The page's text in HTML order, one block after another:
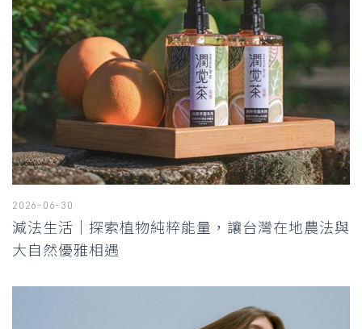
2026-06-30
減法生活｜探索植物純粹能量，讓台灣在地農法與
大自然優雅相遇